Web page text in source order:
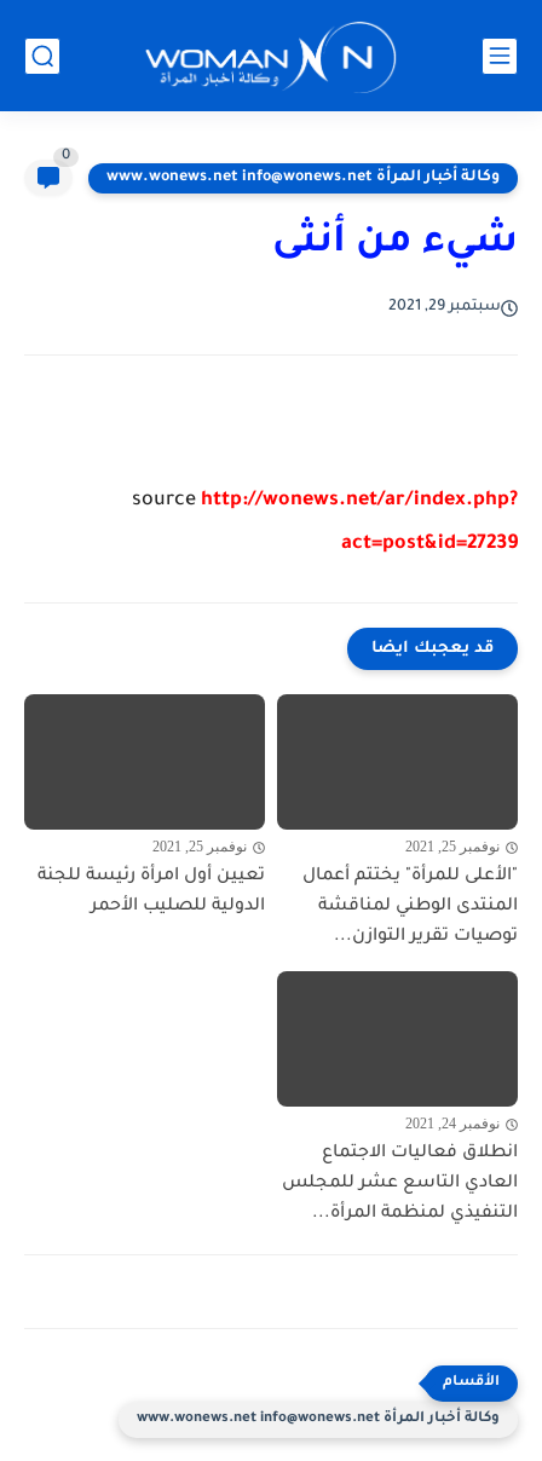
وكالة أخبار المرأة www.wonews.net info@wonews.net
0
شيء من أنثى
سبتمبر 29, 2021
source http://wonews.net/ar/index.php?
act=post&id=27239
قد يعجبك ايضا
نوفمبر 25, 2021
"الأعلى للمرأة" يختتم أعمال
المنتدى الوطني لمناقشة
توصيات تقرير التوازن...
نوفمبر 25, 2021
تعيين أول امرأة رئيسة للجنة
الدولية للصليب الأحمر
نوفمبر 24, 2021
انطلاق فعاليات الاجتماع
العادي التاسع عشر للمجلس
التنفيذي لمنظمة المرأة...
وكالة أخبار المرأة www.wonews.net info@wonews.net